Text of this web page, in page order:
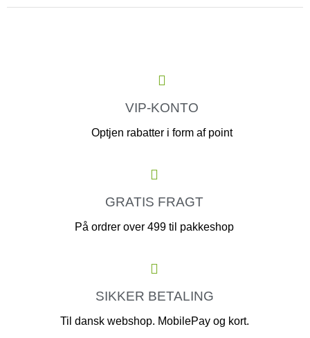
VIP-KONTO
Optjen rabatter i form af point
GRATIS FRAGT
På ordrer over 499 til pakkeshop
SIKKER BETALING
Til dansk webshop. MobilePay og kort.